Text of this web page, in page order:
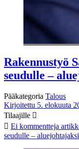
Rakennustyö
seudulle –
Pääkategoria Talous
Kirjoitettu 5. elokuuta
Tilaajille
Ei kommentteja
seudulle –